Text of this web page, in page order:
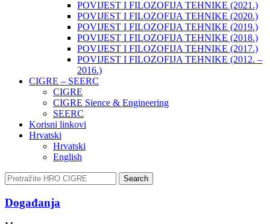
POVIJEST I FILOZOFIJA TEHNIKE (2021.)
POVIJEST I FILOZOFIJA TEHNIKE (2020.)
POVIJEST I FILOZOFIJA TEHNIKE (2019.)
POVIJEST I FILOZOFIJA TEHNIKE (2018.)
POVIJEST I FILOZOFIJA TEHNIKE (2017.)
POVIJEST I FILOZOFIJA TEHNIKE (2012. –
2016.)
CIGRE – SEERC
CIGRE
CIGRE Sience & Engineering
SEERC
Korisni linkovi
Hrvatski
Hrvatski
English
Search
Događanja​